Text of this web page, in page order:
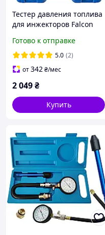
Тестер давления топлива
для инжекторов Falcon
Готово к отправке
5.0 (2)
от342₴/мес
2 049₴
Купить